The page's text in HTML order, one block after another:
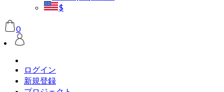
$
0
ログイン
新規登録